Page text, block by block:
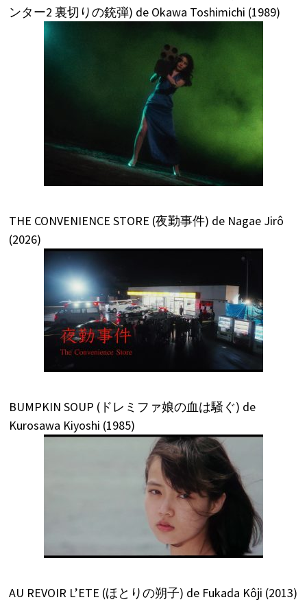
ンター2 裏切りの銃弾) de Okawa Toshimichi (1989)
THE CONVENIENCE STORE (夜勤事件) de Nagae Jirô
(2026)
BUMPKIN SOUP (ドレミファ娘の血は騒ぐ) de
Kurosawa Kiyoshi (1985)
AU REVOIR L’ETE (ほとりの朔子) de Fukada Kôji (2013)